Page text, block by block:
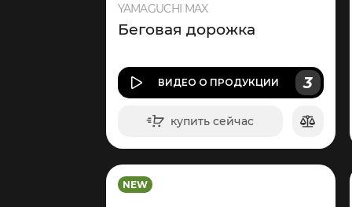
YAMAGUCHI MAX
Беговая дорожка
ВИДЕО О ПРОДУКЦИИ 3
купить сейчас
в корзину
NEW